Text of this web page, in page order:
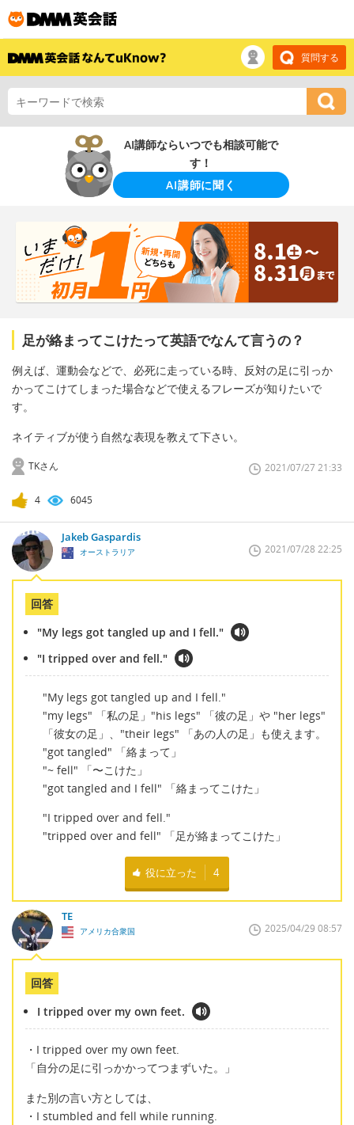
質問する
AI講師ならいつでも相談可能で
す！
AI講師に聞く
足が絡まってこけたって英語でなんて言うの？
例えば、運動会などで、必死に走っている時、反対の足に引っか
かってこけてしまった場合などで使えるフレーズが知りたいで
す。
ネイティブが使う自然な表現を教えて下さい。
TKさん 2021/07/27 21:33
4 6045
Jakeb Gaspardis
オーストラリア 2021/07/28 22:25
回答
"My legs got tangled up and I fell."
"I tripped over and fell."
"My legs got tangled up and I fell."
"my legs" 「私の足」"his legs" 「彼の足」や "her legs"
「彼女の足」、"their legs" 「あの人の足」も使えます。
"got tangled" 「絡まって」
"~ fell" 「〜こけた」
"got tangled and I fell" 「絡まってこけた」
"I tripped over and fell."
"tripped over and fell" 「足が絡まってこけた」
役に立った 4
TE
アメリカ合衆国 2025/04/29 08:57
回答
I tripped over my own feet.
・I tripped over my own feet.
「自分の足に引っかかってつまずいた。」
また別の言い方としては、
・I stumbled and fell while running.